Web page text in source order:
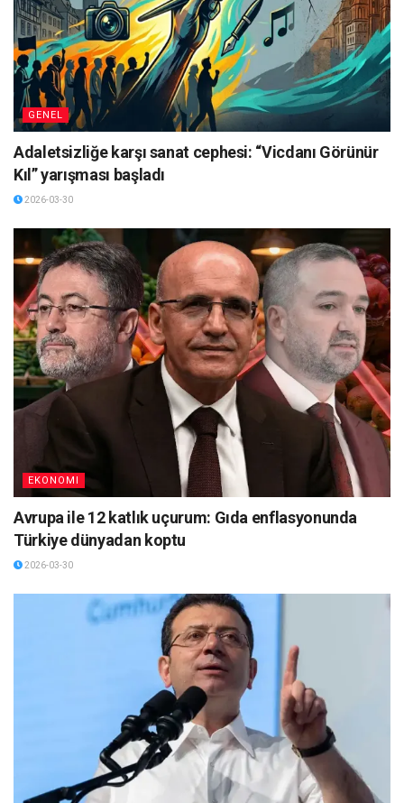
GENEL
Adaletsizliğe karşı sanat cephesi: “Vicdanı Görünür
Kıl” yarışması başladı
2026-03-30
EKONOMI
Avrupa ile 12 katlık uçurum: Gıda enflasyonunda
Türkiye dünyadan koptu
2026-03-30